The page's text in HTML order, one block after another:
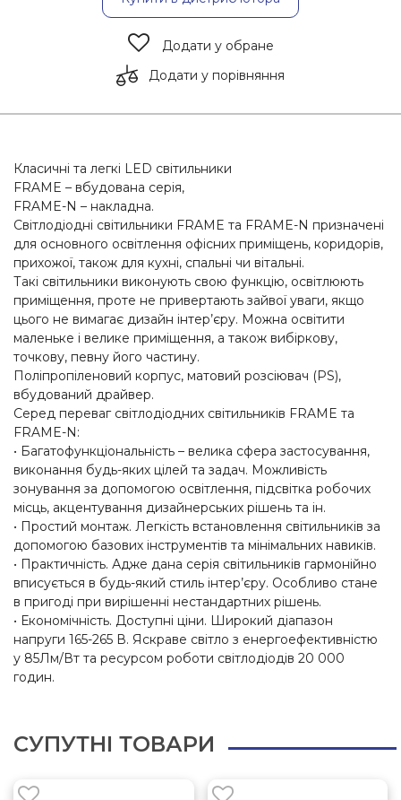
Додати у обране
Додати у порівняння
Класичні та легкі LED світильники
FRAME – вбудована серія,
FRAME-N – накладна.
Світлодіодні світильники FRAME та FRAME-N призначені
для основного освітлення офісних приміщень, коридорів,
прихожої, також для кухні, спальні чи вітальні.
Такі світильники виконують свою функцію, освітлюють
приміщення, проте не привертають зайвої уваги, якщо
цього не вимагає дизайн інтер’єру. Можна освітити
маленьке і велике приміщення, а також вибіркову,
точкову, певну його частину.
Поліпропіленовий корпус, матовий розсіювач (РS),
вбудований драйвер.
Серед переваг світлодіодних світильників FRAME та
FRAME-N:
• Багатофункціональність – велика сфера застосування,
виконання будь-яких цілей та задач. Можливість
зонування за допомогою освітлення, підсвітка робочих
місць, акцентування дизайнерських рішень та ін.
• Простий монтаж. Легкість встановлення світильників за
допомогою базових інструментів та мінімальних навиків.
• Практичність. Адже дана серія світильників гармонійно
вписується в будь-який стиль інтер’єру. Особливо стане
в пригоді при вирішенні нестандартних рішень.
• Економічність. Доступні ціни. Широкий діапазон
напруги 165-265 В. Яскраве світло з енергоефективністю
у 85Лм/Вт та ресурсом роботи світлодіодів 20 000
годин.
СУПУТНІ ТОВАРИ